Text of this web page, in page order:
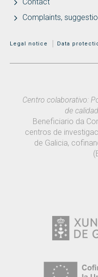
Complaints,
MENÚ ADICIONAL
Legal notice Data
Centro colaborativo:
de
Beneficiario da
centros de
de Galicia,